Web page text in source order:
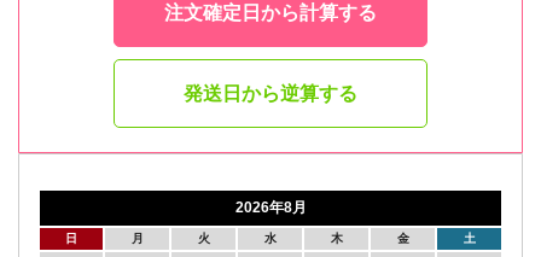
注文確定日から計算する
発送日から逆算する
2026年8月
日 月 火 水 木 金 土